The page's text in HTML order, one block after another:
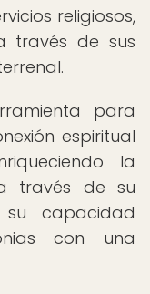
religiosos,
través de sus
para
espiritual
la
través de su
su capacidad
con una